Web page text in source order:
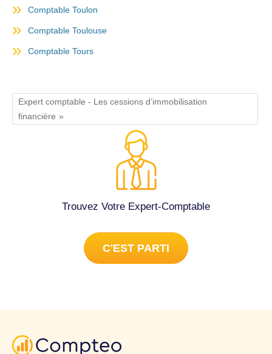
Comptable Toulon
Comptable Toulouse
Comptable Tours
Expert comptable - Les cessions d’immobilisation
financière
Trouvez Votre Expert-Comptable
C'EST PARTI